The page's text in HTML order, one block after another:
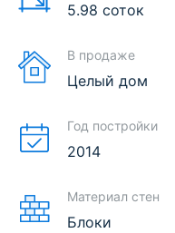
5.98 соток
В продаже
Целый дом
Год постройки
2014
Материал стен
Блоки